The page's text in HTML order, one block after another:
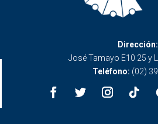
Dirección:
José Tamayo E10 25 y
Teléfono: (02)